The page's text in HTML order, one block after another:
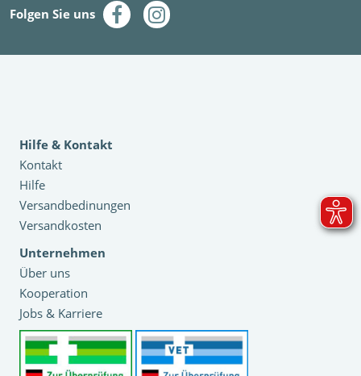
Folgen Sie uns
Hilfe & Kontakt
Kontakt
Hilfe
Versandbedinungen
Versandkosten
Unternehmen
Über uns
Kooperation
Jobs & Karriere